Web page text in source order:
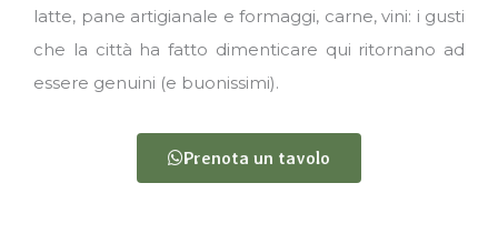
latte, pane artigianale e formaggi, carne, vini: i gusti
che la città ha fatto dimenticare qui ritornano ad
essere genuini (e buonissimi).
Prenota un tavolo